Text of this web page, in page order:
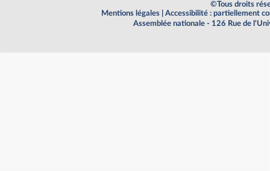
©Tous droits
Mentions légales
Accessibilité : partiellement
Assemblée nationale - 126 Rue de